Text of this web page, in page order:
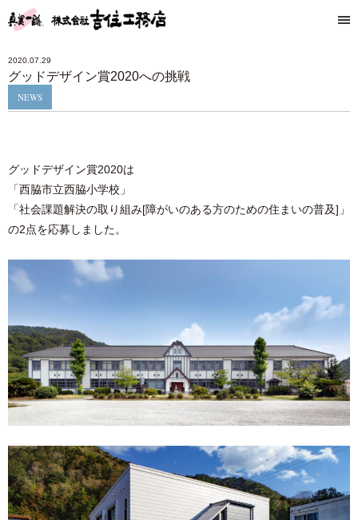
2020.07.29
グッドデザイン賞2020への挑戦
NEWS
グッドデザイン賞2020は
「西脇市立西脇小学校」
「社会課題解決の取り組み[障がいのある方のための住まいの普及]」
の2点を応募しました。